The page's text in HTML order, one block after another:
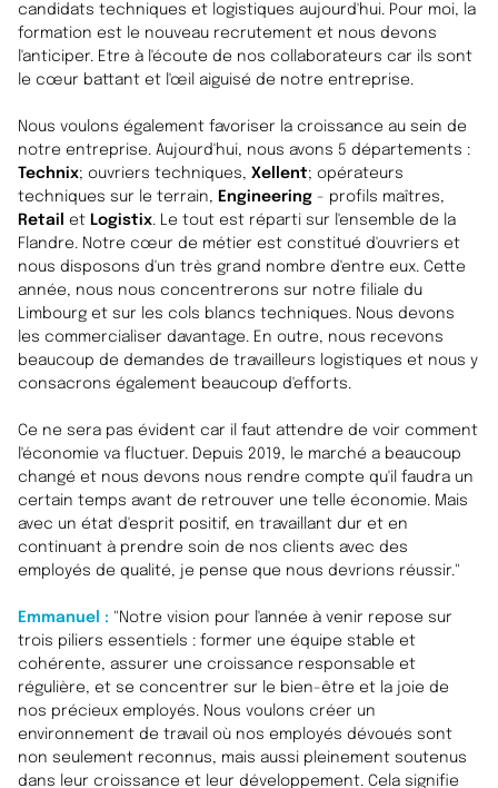
candidats techniques et logistiques aujourd'hui. Pour moi, la
formation est le nouveau recrutement et nous devons
l'anticiper. Etre à l'écoute de nos collaborateurs car ils sont
le cœur battant et l'œil aiguisé de notre entreprise.
Nous voulons également favoriser la croissance au sein de
notre entreprise. Aujourd'hui, nous avons 5 départements :
Technix; ouvriers techniques, Xellent; opérateurs
techniques sur le terrain, Engineering - profils maîtres,
Retail
et Logistix. Le tout est réparti sur l'ensemble de la
Flandre. Notre cœur de métier est constitué d'ouvriers et
nous disposons d'un très grand nombre d'entre eux. Cette
année, nous nous concentrerons sur notre filiale du
Limbourg et sur les cols blancs techniques. Nous devons
les commercialiser davantage. En outre, nous recevons
beaucoup de demandes de travailleurs logistiques et nous y
consacrons également beaucoup d'efforts.
Ce ne sera pas évident car il faut attendre de voir comment
l'économie va fluctuer. Depuis 2019, le marché a beaucoup
changé et nous devons nous rendre compte qu'il faudra un
certain temps avant de retrouver une telle économie. Mais
avec un état d'esprit positif, en travaillant dur et en
continuant à prendre soin de nos clients avec des
employés de qualité, je pense que nous devrions réussir."
Emmanuel : "Notre vision pour l'année à venir repose sur
trois piliers essentiels : former une équipe stable et
cohérente, assurer une croissance responsable et
régulière, et se concentrer sur le bien-être et la joie de
nos précieux employés. Nous voulons créer un
environnement de travail où nos employés dévoués sont
non seulement reconnus, mais aussi pleinement soutenus
dans leur croissance et leur développement. Cela signifie